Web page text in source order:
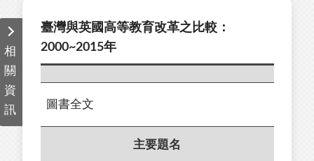
相
關
資
訊
臺灣與英國高等教育改革之比較：
2000~2015年
圖書全文
主要題名